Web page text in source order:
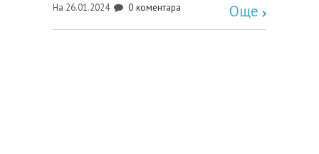
На 26.01.2024 0 коментара Още